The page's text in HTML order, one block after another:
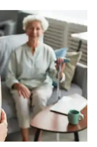
courses
à domicile